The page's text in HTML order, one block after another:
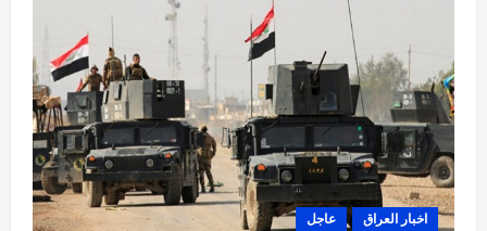
اخبار العراق عاجل